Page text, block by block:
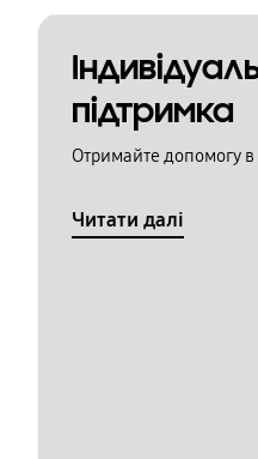
підтримка
Отримайте допомогу в
Читати далі